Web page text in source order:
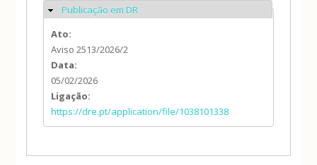
Ocultar
Publicação em DR
Ato:
Aviso 2513/2026/2
Data:
05/02/2026
Ligação:
https://dre.pt/application/file/1038101338